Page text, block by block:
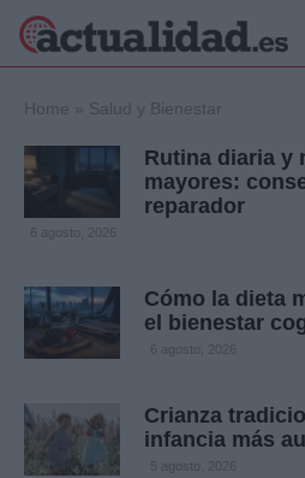
Política
Economía
Viajes
Home » Salud y Bienestar
Rutina diaria y
mayores:
reparador
6 agosto, 2026
Cómo la dieta
el bienestar
6 agosto, 2026
Crianza
infancia más
5 agosto, 2026